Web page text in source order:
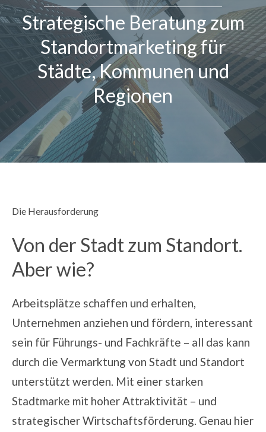
Netzwerk
Über uns
Magazin
Kontakt
Deutsch
Strategische Beratung zum
Standortmarketing für
Städte, Kommunen und
Regionen
Die Herausforderung
Von der Stadt zum Standort.
Aber wie?
Arbeitsplätze schaffen und erhalten,
Unternehmen anziehen und fördern, interessant
sein für Führungs- und Fachkräfte – all das kann
durch die Vermarktung von Stadt und Standort
unterstützt werden. Mit einer starken
Stadtmarke mit hoher Attraktivität – und
strategischer Wirtschaftsförderung. Genau hier